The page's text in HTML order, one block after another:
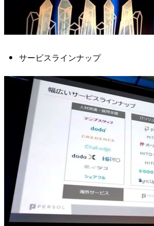
サービスラインナップ